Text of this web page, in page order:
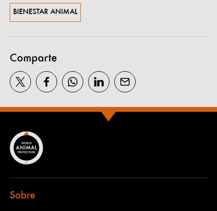
BIENESTAR ANIMAL
Comparte
Sobre